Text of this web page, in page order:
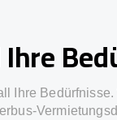
Ihre